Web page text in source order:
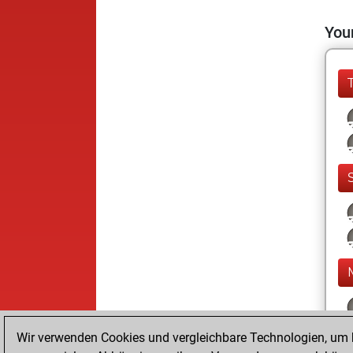
Wir verwenden Cookies und vergleichbare Technologien,